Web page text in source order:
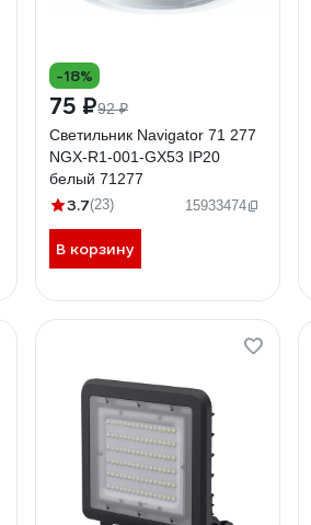
-18%
75 ₽92 ₽
Светильник Navigator 71 277
NGX-R1-001-GX53 IP20
белый 71277
3.7(23) 15933474
В корзину